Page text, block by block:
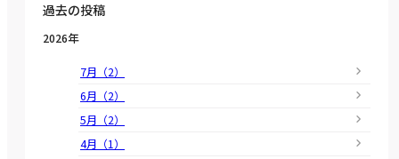
過去の投稿
2026年
7月（2）
6月（2）
5月（2）
4月（1）